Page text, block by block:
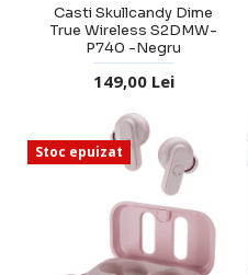
Casti Skullcandy Dime
True Wireless S2DMW-
P740 -Negru
149,00 Lei
Stoc epuizat